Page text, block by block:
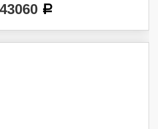
43060 a